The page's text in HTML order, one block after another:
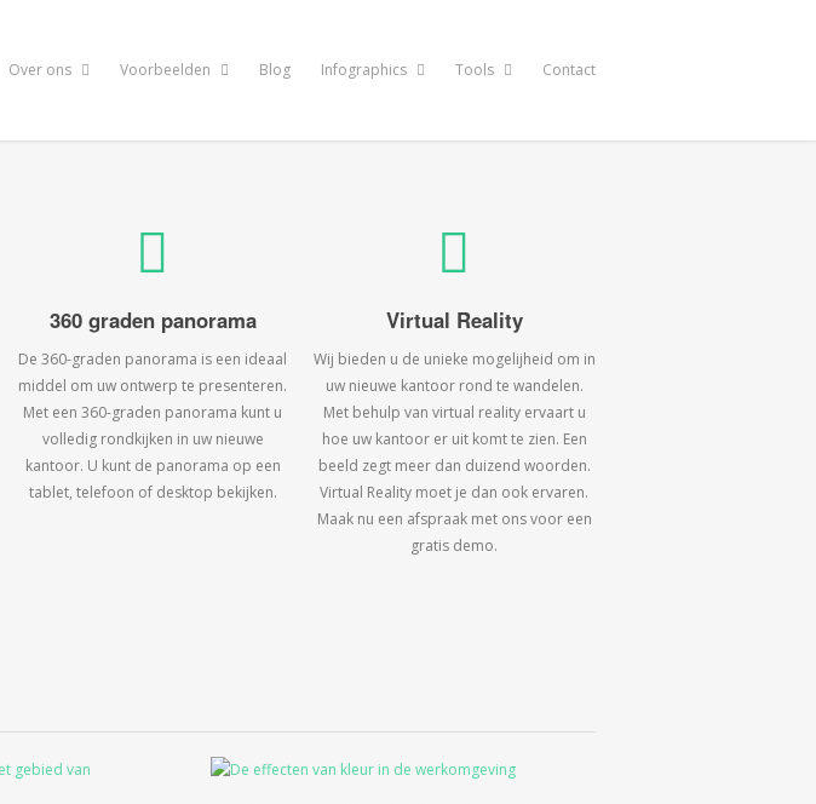
Over ons Voorbeelden Blog Infographics Tools Contact
360 graden panorama
De 360-graden panorama is een ideaal
middel om uw ontwerp te presenteren.
Met een 360-graden panorama kunt u
volledig rondkijken in uw nieuwe
kantoor. U kunt de panorama op een
tablet, telefoon of desktop bekijken.
Virtual Reality
Wij bieden u de unieke mogelijheid om in
uw nieuwe kantoor rond te wandelen.
Met behulp van virtual reality ervaart u
hoe uw kantoor er uit komt te zien. Een
beeld zegt meer dan duizend woorden.
Virtual Reality moet je dan ook ervaren.
Maak nu een afspraak met ons voor een
gratis demo.